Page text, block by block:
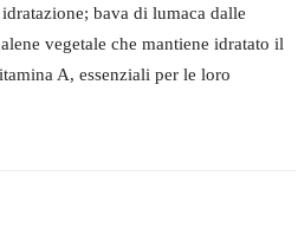
bava di lumaca dalle
vegetale che mantiene idratato il
A, essenziali per le loro